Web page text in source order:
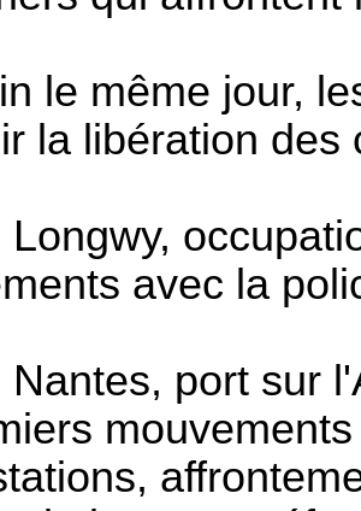
le même jour,
la libération
Longwy,
avec la
Nantes, port sur